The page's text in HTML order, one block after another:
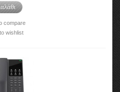
compare
wishlist